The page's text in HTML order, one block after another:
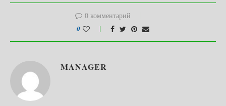
0 комментарий
0
MANAGER